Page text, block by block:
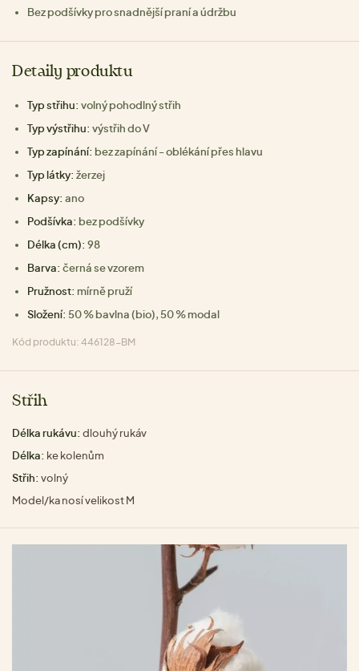
Bez podšívky pro snadnější praní a údržbu
Detaily produktu
Typ střihu: volný pohodlný střih
Typ výstřihu: výstřih do V
Typ zapínání: bez zapínání - oblékání přes hlavu
Typ látky: žerzej
Kapsy: ano
Podšívka: bez podšívky
Délka (cm): 98
Barva: černá se vzorem
Pružnost: mírně pruží
Složení: 50 % bavlna (bio), 50 % modal
Kód produktu: 446128-BM
Střih
Délka rukávu: dlouhý rukáv
Délka: ke kolenům
Střih: volný
Model/ka nosí velikost M